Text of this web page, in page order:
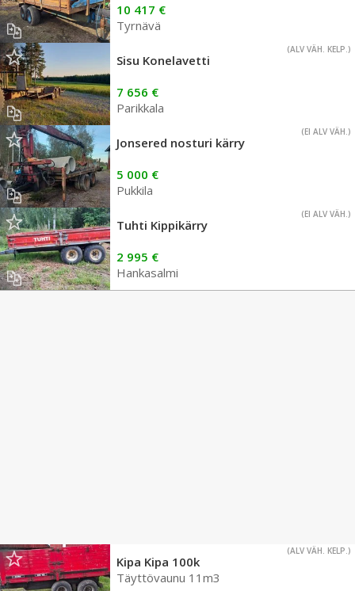
10 417 €
Tyrnävä
(ALV VÄH. KELP.)
Sisu Konelavetti
7 656 €
Parikkala
(EI ALV VÄH.)
Jonsered nosturi kärry
5 000 €
Pukkila
(EI ALV VÄH.)
Tuhti Kippikärry
2 995 €
Hankasalmi
(ALV VÄH. KELP.)
Kipa Kipa 100k
Täyttövaunu 11m3